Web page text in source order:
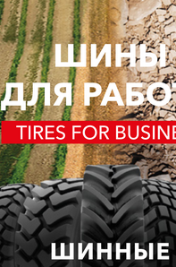
480/70R28 BKT
140A8/140B TL
480/70R30 BKT
141A8/141B TL
480/70R34 BKT
149A8/149B TL
Главная